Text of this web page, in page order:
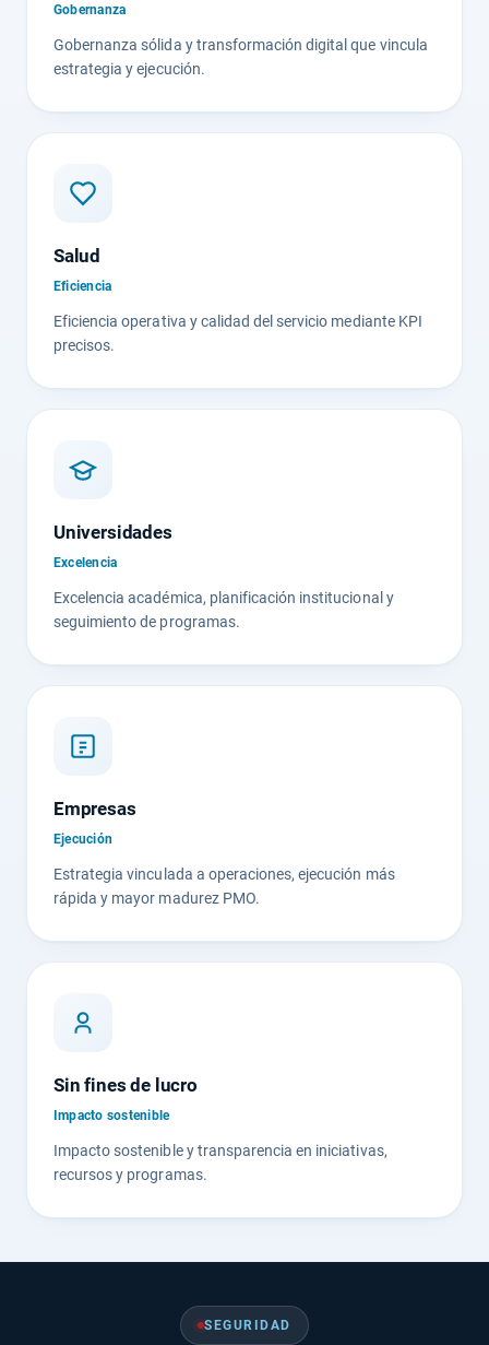
Gobernanza
Gobernanza sólida y transformación digital que vincula
estrategia y ejecución.
Salud
Eficiencia
Eficiencia operativa y calidad del servicio mediante KPI
precisos.
Universidades
Excelencia
Excelencia académica, planificación institucional y
seguimiento de programas.
Empresas
Ejecución
Estrategia vinculada a operaciones, ejecución más
rápida y mayor madurez PMO.
Sin fines de lucro
Impacto sostenible
Impacto sostenible y transparencia en iniciativas,
recursos y programas.
SEGURIDAD